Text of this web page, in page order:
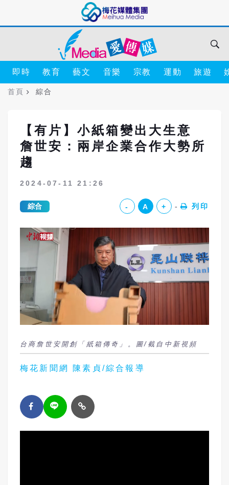
即時 教育 藝文 音樂 宗教 運動 旅遊
首頁 綜合
【有片】小紙箱變出大生意
詹世安：兩岸企業合作大勢所
趨
2024-07-11 21:26
綜合 - A + 列印
台商詹世安開創「紙箱傳奇」。圖/截自中新視頻
梅花新聞網 陳素貞/綜合報導